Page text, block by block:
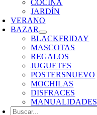
COCINA
JARDÍN
VERANO
BAZAR
BLACKFRIDAY
MASCOTAS
REGALOS
JUGUETES
POSTERSNUEVO
MOCHILAS
DISFRACES
MANUALIDADES
Buscar: